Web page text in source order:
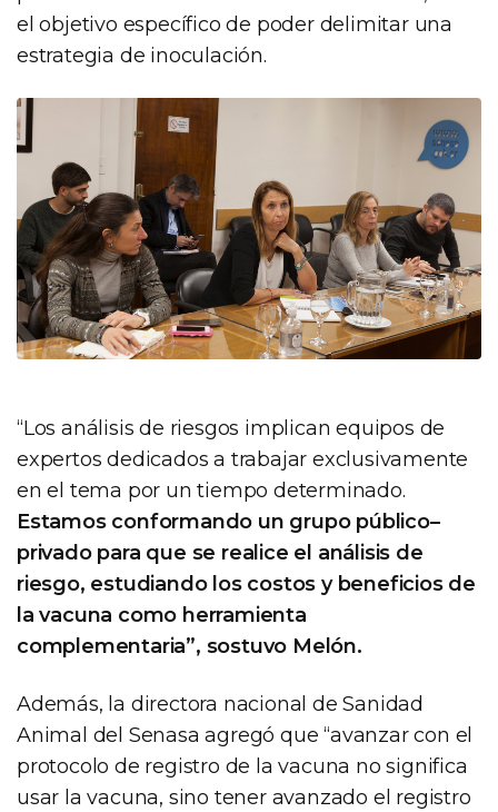
el objetivo específico de poder delimitar una
estrategia de inoculación.
“Los análisis de riesgos implican equipos de
expertos dedicados a trabajar exclusivamente
en el tema por un tiempo determinado.
Estamos conformando un grupo público–
privado para que se realice el análisis de
riesgo, estudiando los costos y beneficios de
la vacuna como herramienta
complementaria”, sostuvo Melón.
Además, la directora nacional de Sanidad
Animal del Senasa agregó que “avanzar con el
protocolo de registro de la vacuna no significa
usar la vacuna, sino tener avanzado el registro